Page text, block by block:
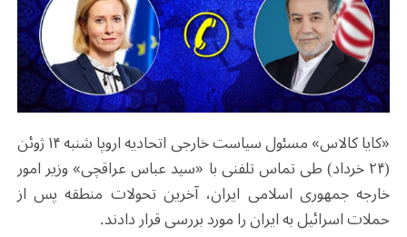
«کایا کالاس» مسئول سیاست خارجی اتحادیه اروپا شنبه ۱۴ ژوئن
(۲۴ خرداد) طی تماس تلفنی با «سید عباس عراقچی» وزیر امور
خارجه جمهوری اسلامی ایران، آخرین تحولات منطقه پس از
حملات اسرائیل به ایران را مورد بررسی قرار دادند.